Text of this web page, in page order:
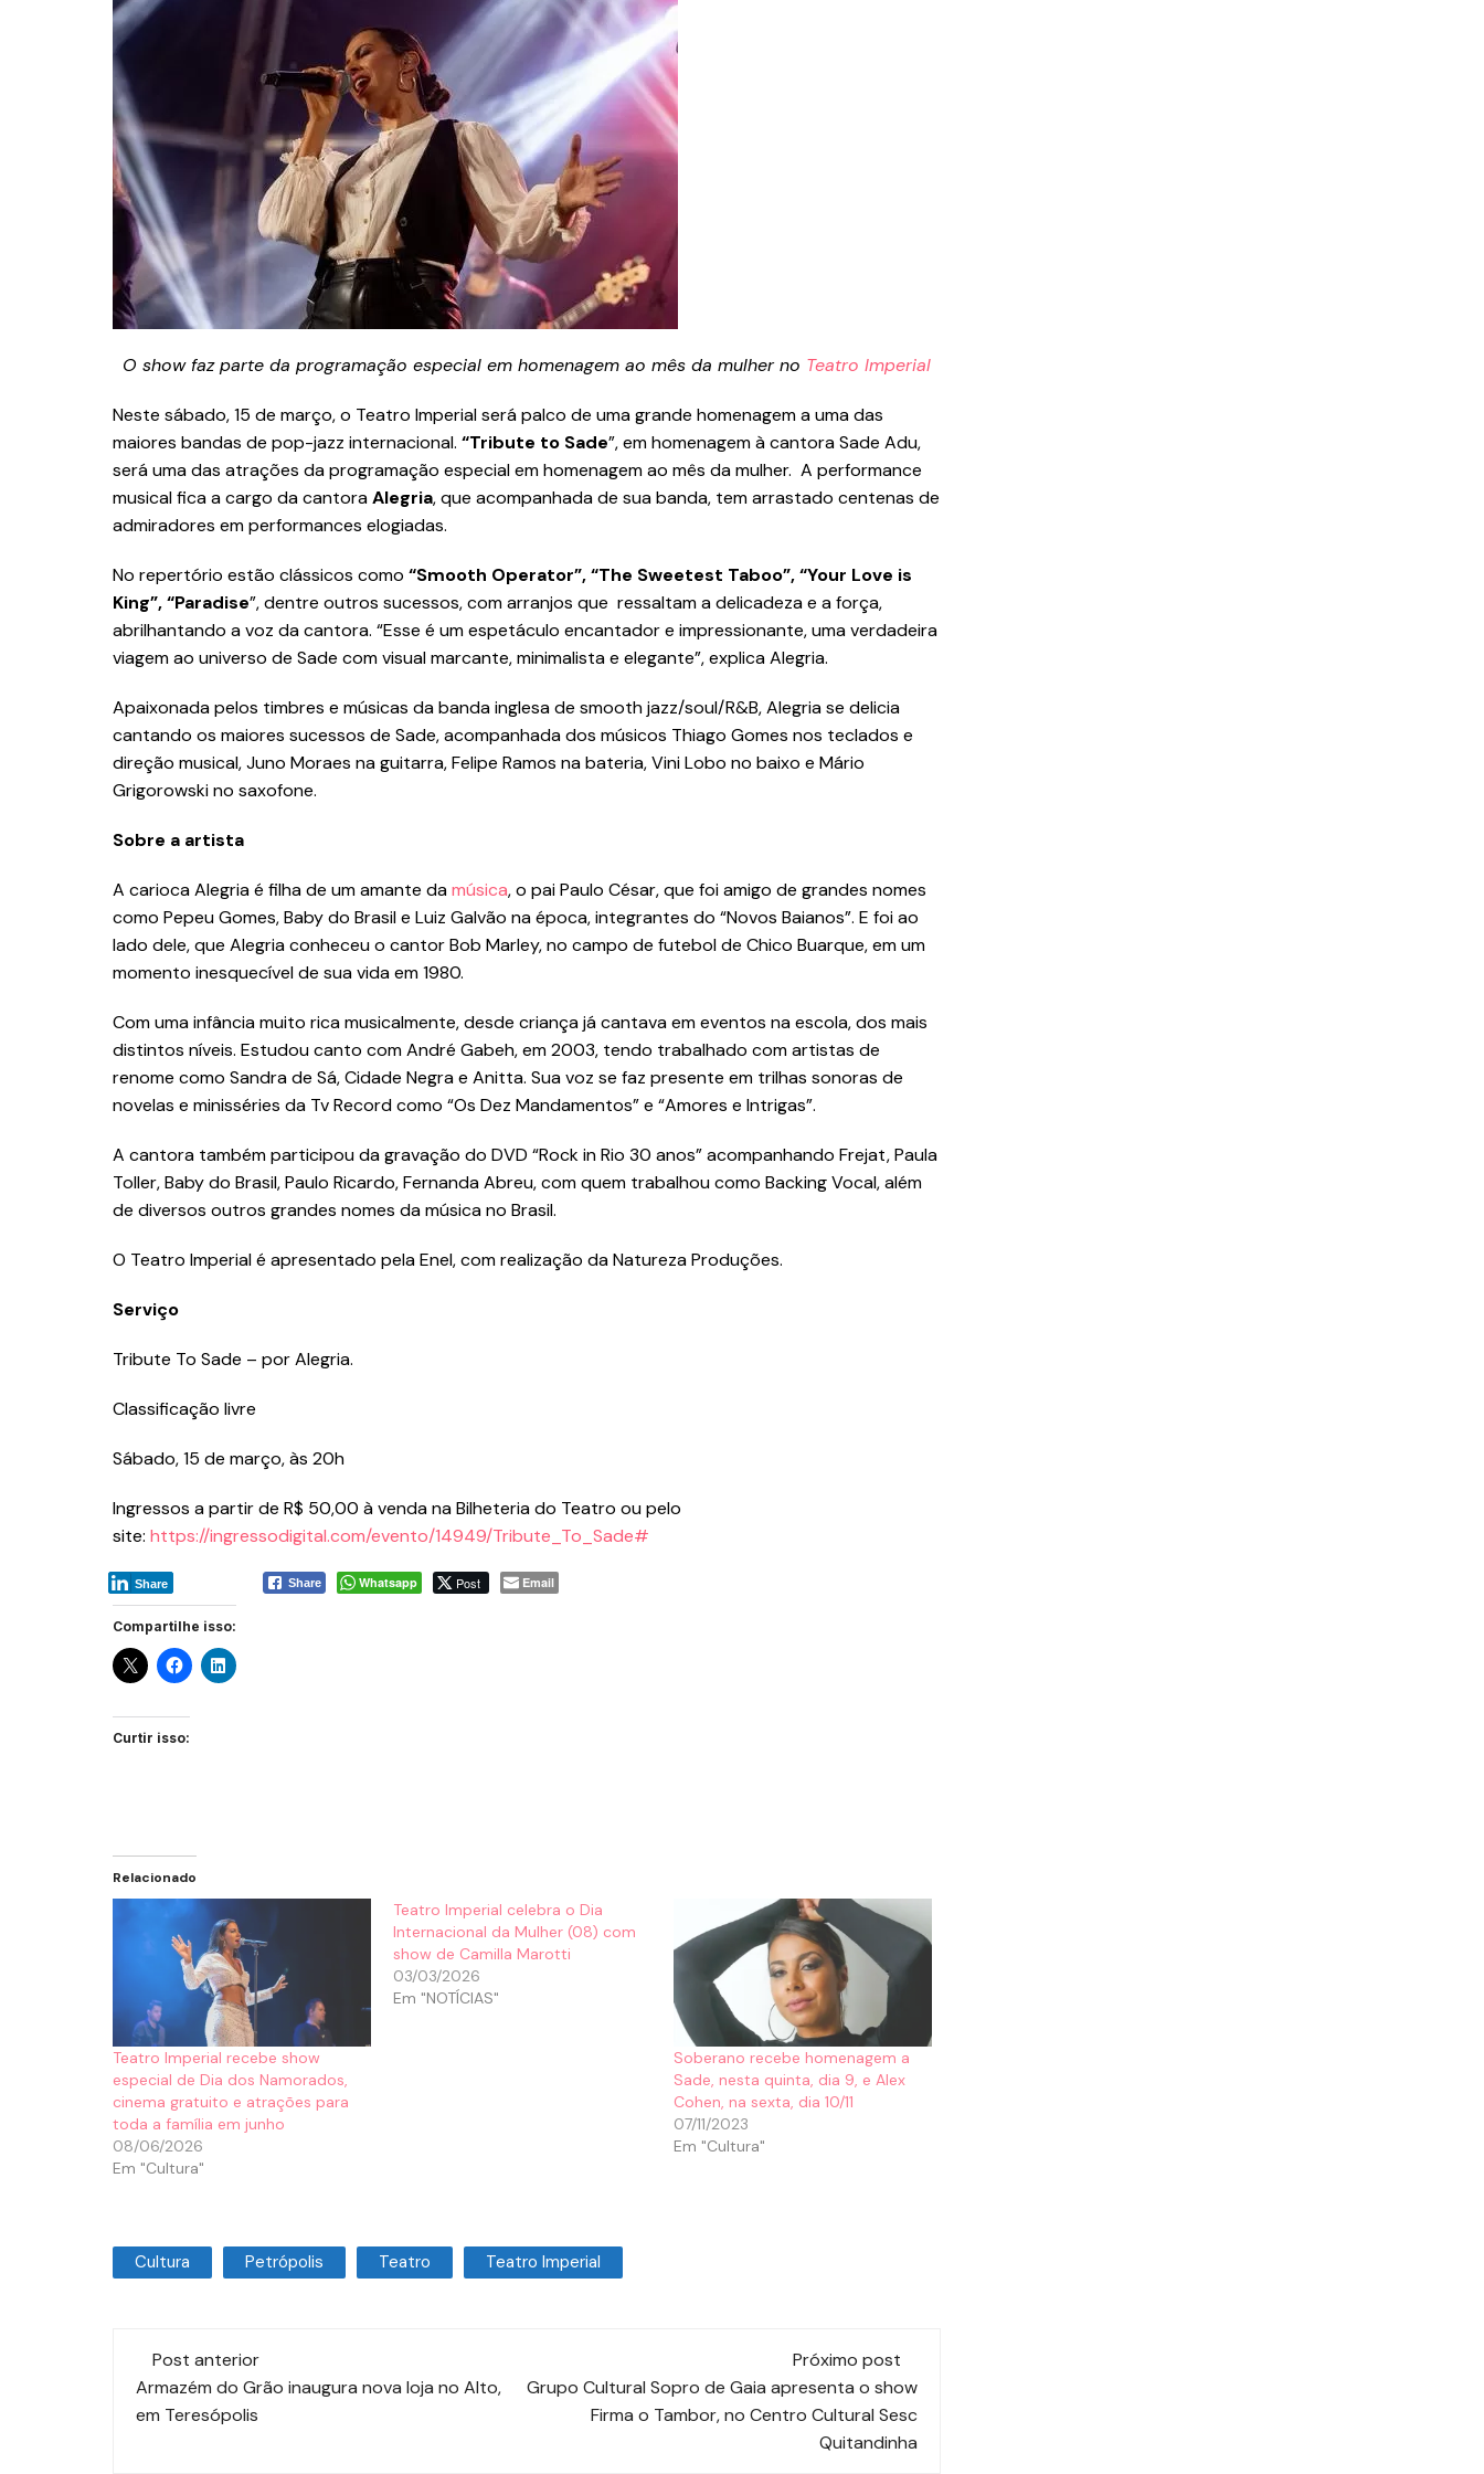
O show faz parte da programação especial em homenagem ao mês da mulher no Teatro Imperial
Neste sábado, 15 de março, o Teatro Imperial será palco de uma grande homenagem a uma das
maiores bandas de pop-jazz internacional. “Tribute to Sade”, em homenagem à cantora Sade Adu,
será uma das atrações da programação especial em homenagem ao mês da mulher. A performance
musical fica a cargo da cantoraAlegria, que acompanhada de sua banda, tem arrastado centenas de
admiradores em performances elogiadas.
No repertório estão clássicos como “Smooth Operator”, “The Sweetest Taboo”, “Your Love is
King”, “Paradise”, dentre outros sucessos, com arranjos que ressaltam a delicadeza e a força,
abrilhantando a voz da cantora. “Esse é um espetáculo encantador e impressionante, uma verdadeira
viagem ao universo de Sade com visual marcante, minimalista e elegante”, explica Alegria.
Apaixonada pelos timbres e músicas da banda inglesa de smooth jazz/soul/R&B, Alegria se delicia
cantando os maiores sucessos de Sade, acompanhada dos músicos Thiago Gomes nos teclados e
direção musical, Juno Moraes na guitarra, Felipe Ramos na bateria, Vini Lobo no baixo e Mário
Grigorowski no saxofone.
Sobre a artista
A carioca Alegria é filha de um amante damúsica, o pai Paulo César, que foi amigo de grandes nomes
como Pepeu Gomes, Baby do Brasil e Luiz Galvão na época, integrantes do “Novos Baianos”. E foi ao
lado dele, que Alegria conheceu o cantor Bob Marley, no campo de futebol de Chico Buarque, em um
momento inesquecível de sua vida em 1980.
Com uma infância muito rica musicalmente, desde criança já cantava em eventos na escola, dos mais
distintos níveis. Estudou canto com André Gabeh, em 2003, tendo trabalhado com artistas de
renome como Sandra de Sá, Cidade Negra e Anitta. Sua voz se faz presente em trilhas sonoras de
novelas e minisséries da Tv Record como “Os Dez Mandamentos” e “Amores e Intrigas”.
A cantora também participou da gravação do DVD “Rock in Rio 30 anos” acompanhando Frejat, Paula
Toller, Baby do Brasil, Paulo Ricardo, Fernanda Abreu, com quem trabalhou como Backing Vocal, além
de diversos outros grandes nomes da música no Brasil.
O Teatro Imperial é apresentado pela Enel, com realização da Natureza Produções.
Serviço
Tribute To Sade – por Alegria.
Classificação livre
Sábado, 15 de março, às 20h
Ingressos a partir de R$ 50,00 à venda na Bilheteria do Teatro ou pelo
site: https://ingressodigital.com/evento/14949/Tribute_To_Sade#
Share Whatsapp Post Email
Share
Compartilhe isso:
Curtir isso:
Relacionado
Teatro Imperial recebe show
especial de Dia dos Namorados,
cinema gratuito e atrações para
toda a família em junho
08/06/2026
Em "Cultura"
Teatro Imperial celebra o Dia
Internacional da Mulher (08) com
show de Camilla Marotti
03/03/2026
Em "NOTÍCIAS"
Soberano recebe homenagem a
Sade, nesta quinta, dia 9, e Alex
Cohen, na sexta, dia 10/11
07/11/2023
Em "Cultura"
Cultura Petrópolis Teatro Teatro Imperial
Post anterior
Armazém do Grão inaugura nova loja no Alto,
em Teresópolis
Próximo post
Grupo Cultural Sopro de Gaia apresenta o show
Firma o Tambor, no Centro Cultural Sesc
Quitandinha